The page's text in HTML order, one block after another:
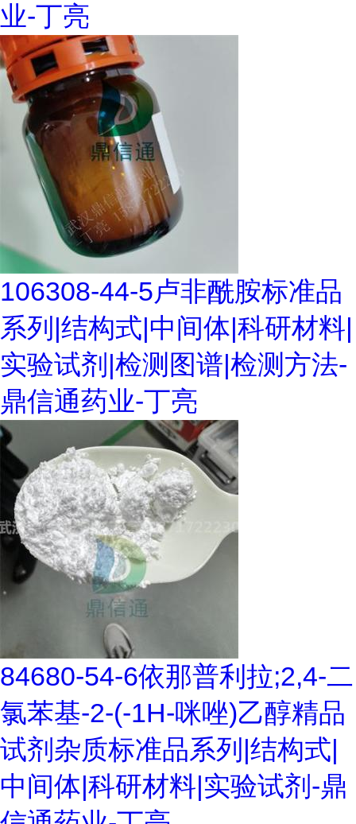
业-丁亮
106308-44-5卢非酰胺标准品
系列|结构式|中间体|科研材料|
实验试剂|检测图谱|检测方法-
鼎信通药业-丁亮
84680-54-6依那普利拉;2,4-二
氯苯基-2-(-1H-咪唑)乙醇精品
试剂杂质标准品系列|结构式|
中间体|科研材料|实验试剂-鼎